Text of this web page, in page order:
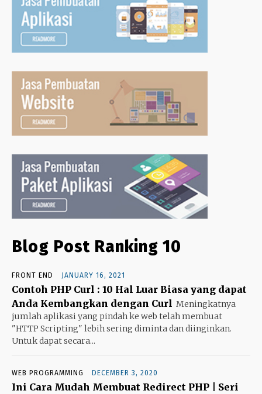
Blog Post Ranking 10
FRONT END JANUARY 16, 2021
Contoh PHP Curl : 10 Hal Luar Biasa yang dapat
Anda Kembangkan dengan Curl Meningkatnya
jumlah aplikasi yang pindah ke web telah membuat
"HTTP Scripting" lebih sering diminta dan diinginkan.
Untuk dapat secara...
WEB PROGRAMMING DECEMBER 3, 2020
Ini Cara Mudah Membuat Redirect PHP | Seri